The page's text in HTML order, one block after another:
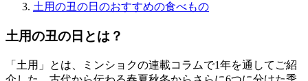
土用の丑の日のおすすめの食べもの
土用の丑の日とは ？
「土用」とは、ミンショクの連載コラムで1年を通してご紹